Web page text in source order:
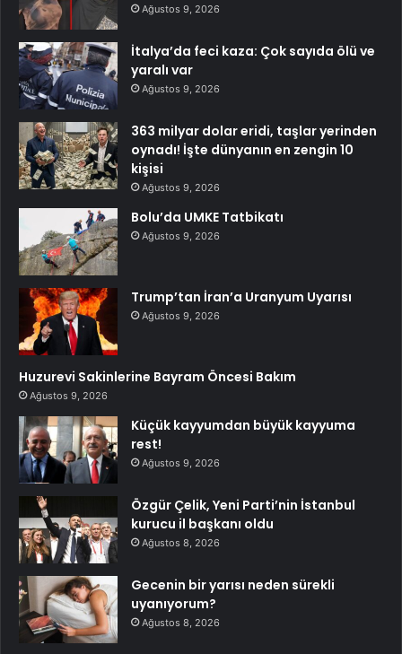
Ağustos 9, 2026
İtalya’da feci kaza: Çok sayıda ölü ve
yaralı var
Ağustos 9, 2026
363 milyar dolar eridi, taşlar yerinden
oynadı! İşte dünyanın en zengin 10
kişisi
Ağustos 9, 2026
Bolu’da UMKE Tatbikatı
Ağustos 9, 2026
Trump’tan İran’a Uranyum Uyarısı
Ağustos 9, 2026
Huzurevi Sakinlerine Bayram Öncesi Bakım
Ağustos 9, 2026
Küçük kayyumdan büyük kayyuma
rest!
Ağustos 9, 2026
Özgür Çelik, Yeni Parti’nin İstanbul
kurucu il başkanı oldu
Ağustos 8, 2026
Gecenin bir yarısı neden sürekli
uyanıyorum?
Ağustos 8, 2026